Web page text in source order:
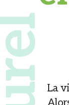
La